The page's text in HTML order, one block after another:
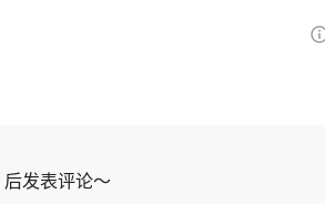
后发表评论～